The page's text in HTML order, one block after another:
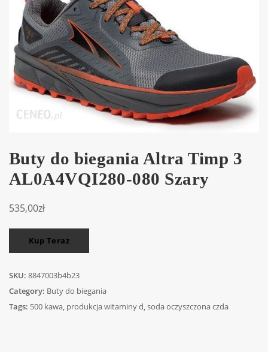
Buty do biegania Altra Timp 3
AL0A4VQI280-080 Szary
535,00zł
Kup Teraz
SKU: 8847003b4b23
Category: Buty do biegania
Tags: 500 kawa, produkcja witaminy d,soda oczyszczona czda